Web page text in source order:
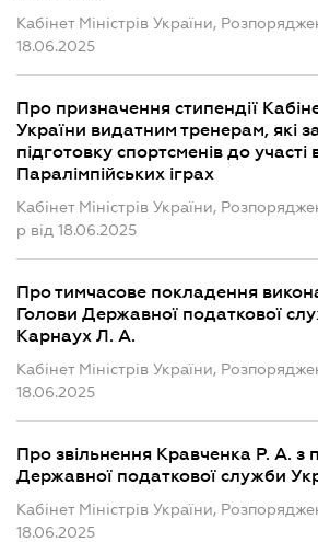
Кабінет Міністрів України,
18.06.2025
Про призначення стипендії
України видатним тренерам, які
підготовку спортсменів до участі
Паралімпійських іграх
Кабінет Міністрів України,
р від 18.06.2025
Про тимчасове покладення
Голови Державної податкової
Карнаух Л. А.
Кабінет Міністрів України,
18.06.2025
Про звільнення Кравченка Р. А. з
Державної податкової служби
Кабінет Міністрів України,
18.06.2025